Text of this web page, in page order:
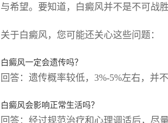
与希望。要知道，白癜风并不是不可战胜
关于白癜风，您可能还关心这些问题：
白癜风一定会遗传吗？
回答：遗传概率较低，3%-5%左右，并
白癜风会影响正常生活吗？
回答：经过规范治疗和心理调适后，尽